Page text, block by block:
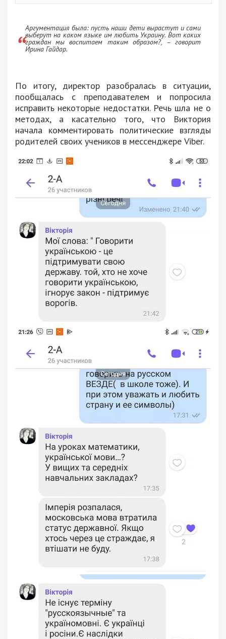
Аргументация была: пусть наши дети вырастут и сами
выберут на каком языке им любить Украину. Вот каких
граждан мы воспитаем таким образом?, – говорит
Ирина Гайдар.
По итогу, директор разобралась в ситуации,
пообщалась с преподавателем и попросила
исправить некоторые недостатки. Речь шла не о
методах, а касательно того, что Виктория
начала комментировать политические взгляды
родителей своих учеников в мессенджере Viber.